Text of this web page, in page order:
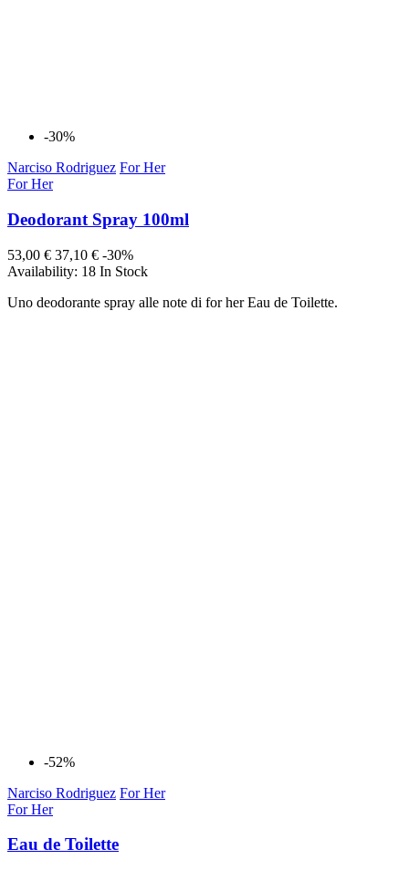
-30%
Narciso Rodriguez For Her
For Her
Deodorant Spray 100ml
53,00 € 37,10 € -30%
Availability: 18 In Stock
Uno deodorante spray alle note di for her Eau de Toilette.
-52%
Narciso Rodriguez For Her
For Her
Eau de Toilette